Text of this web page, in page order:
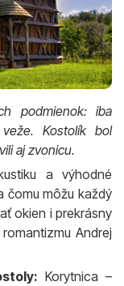
podmienok: iba
Kostolík bol
aj zvonicu.
a výhodné
čomu môžu každý
okien i prekrásny
Andrej
Korytnica –